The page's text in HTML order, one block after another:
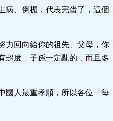
病、倒楣，代表完蛋了，這個
力回向給你的祖先、父母，你
超度，子孫一定亂的，而且多
國人最重孝順，所以各位「每